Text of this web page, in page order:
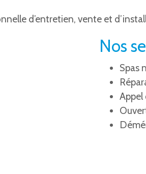
d’entretien, vente et
Nos
Spas
Appel